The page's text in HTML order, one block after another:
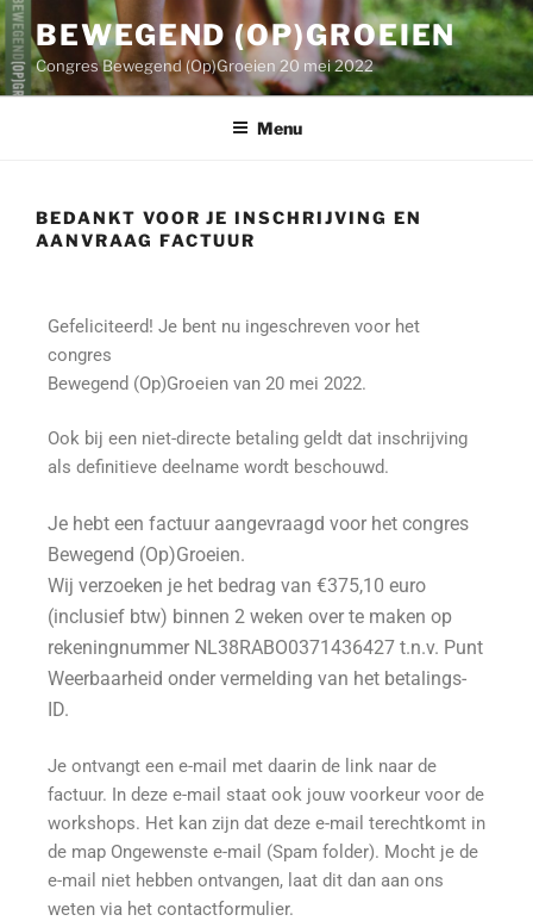
BEWEGEND (OP)GROEIEN
Congres Bewegend (Op)Groeien 20 mei 2022
Menu
BEDANKT VOOR JE INSCHRIJVING EN
AANVRAAG FACTUUR
Gefeliciteerd! Je bent nu ingeschreven voor het
congres
Bewegend (Op)Groeien van 20 mei 2022.
Ook bij een niet-directe betaling geldt dat inschrijving
als definitieve deelname wordt beschouwd.
Je hebt een factuur aangevraagd voor het congres
Bewegend (Op)Groeien.
Wij verzoeken je het bedrag van €375,10 euro
(inclusief btw) binnen 2 weken over te maken op
rekeningnummer NL38RABO0371436427 t.n.v. Punt
Weerbaarheid onder vermelding van het betalings-
ID.
Je ontvangt een e-mail met daarin de link naar de
factuur. In deze e-mail staat ook jouw voorkeur voor de
workshops. Het kan zijn dat deze e-mail terechtkomt in
de map Ongewenste e-mail (Spam folder). Mocht je de
e-mail niet hebben ontvangen, laat dit dan aan ons
weten via het contactformulier.